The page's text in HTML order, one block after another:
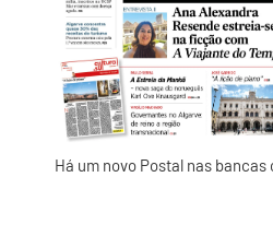
Há um novo Postal nas bancas